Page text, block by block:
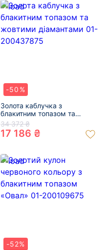
-50%
Золота каблучка з
блакитним топазом та
жовтими діамантами 01-
200437875
34 372 ₴
17 186 ₴
-52%